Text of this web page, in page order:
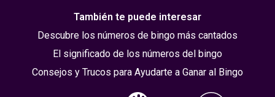
También te puede interesar
Descubre los números de bingo más cantados
El significado de los números del bingo
Consejos y Trucos para Ayudarte a Ganar al Bingo